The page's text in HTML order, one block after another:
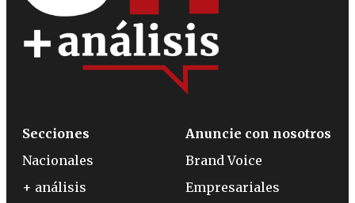
Secciones
Nacionales
+ análisis
Anuncie con nosotros
Brand Voice
Empresariales